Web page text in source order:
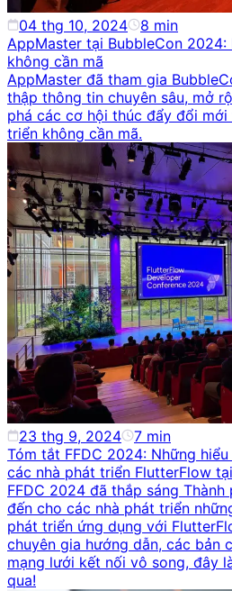
04 thg 10, 2024 8 min
AppMaster tại BubbleCon 2024:
không cần mã
AppMaster đã tham gia
thập thông tin chuyên sâu, mở
phá các cơ hội thúc đẩy đổi
triển không cần mã.
23 thg 9, 2024 7 min
Tóm tắt FFDC 2024: Những
các nhà phát triển FlutterFlow
FFDC 2024 đã thắp sáng Thành
đến cho các nhà phát triển
phát triển ứng dụng với
chuyên gia hướng dẫn, các bản
mạng lưới kết nối vô song, đây
qua!